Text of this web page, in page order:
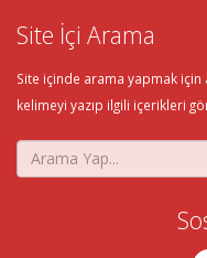
Site İçi Arama
Site içinde arama yapmak
kelimeyi yazıp ilgili içerikleri